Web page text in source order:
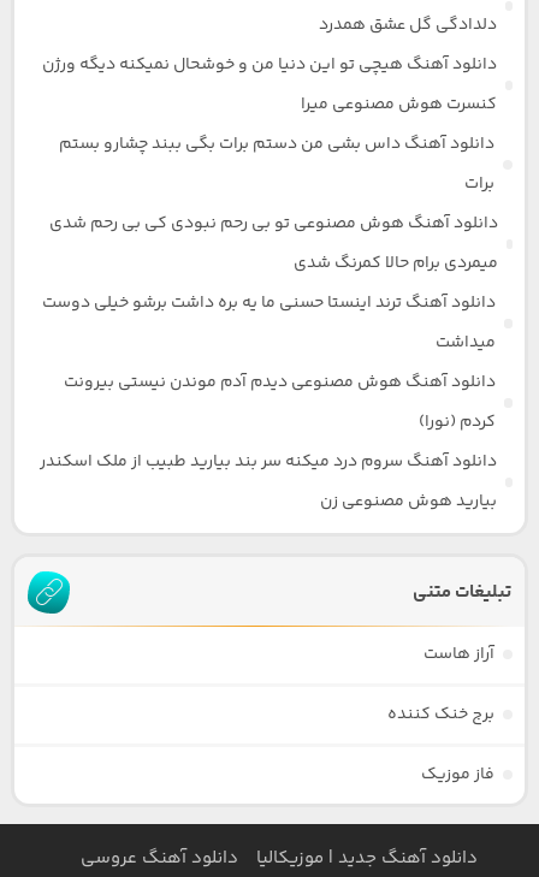
دلدادگی گل عشق همدرد
دانلود آهنگ هیچی تو این دنیا من و خوشحال نمیکنه دیگه ورژن
کنسرت هوش مصنوعی میرا
دانلود آهنگ داس بشی من دستم برات بگی ببند چشارو بستم
برات
دانلود آهنگ هوش مصنوعی تو بی رحم نبودی کی بی رحم شدی
میمردی برام حالا کمرنگ شدی
دانلود آهنگ ترند اینستا حسنی ما یه بره داشت برشو خیلی دوست
میداشت
دانلود آهنگ هوش مصنوعی دیدم آدم موندن نیستی بیرونت
کردم (نورا)
دانلود آهنگ سروم درد میکنه سر بند بیارید طبیب از ملک اسکندر
بیارید هوش مصنوعی زن
تبلیغات متنی
آراز هاست
برج خنک کننده
فاز موزیک
دانلود آهنگ جدید | موزیکالیا دانلود آهنگ عروسی